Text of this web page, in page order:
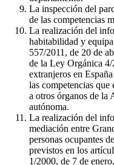
La inspección del
de las competencias
La realización del
habitabilidad y
557/2011, de 20 de
de la Ley Orgánica 4/
extranjeros en
las competencias
a otros órganos de la
autónoma.
La realización del
mediación entre
personas ocupantes
previstos en los
1/2000, de 7 de